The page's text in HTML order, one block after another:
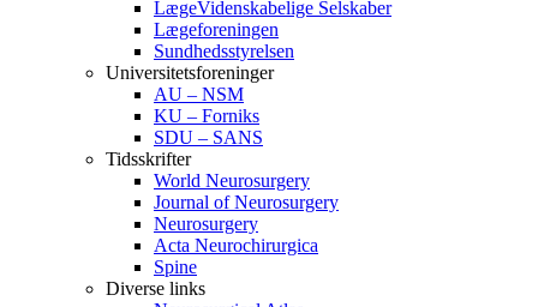
LægeVidenskabelige Selskaber
Lægeforeningen
Sundhedsstyrelsen
Universitetsforeninger
AU – NSM
KU – Forniks
SDU – SANS
Tidsskrifter
World Neurosurgery
Journal of Neurosurgery
Neurosurgery
Acta Neurochirurgica
Spine
Diverse links